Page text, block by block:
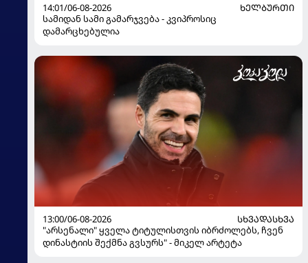
14:01/06-08-2026
ᲮᲔᲚᲑᲣᲠᲗᲘ
სამიდან სამი გამარჯვება - კვიპროსიც
დამარცხებულია
13:00/06-08-2026
ᲡᲮᲕᲐᲓᲐᲡᲮᲕᲐ
"არსენალი" ყველა ტიტულისთვის იბრძოლებს, ჩვენ
დინასტიის შექმნა გვსურს" - მიკელ არტეტა